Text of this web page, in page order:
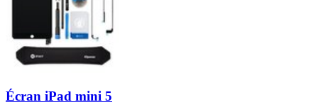
Écran iPad mini 5